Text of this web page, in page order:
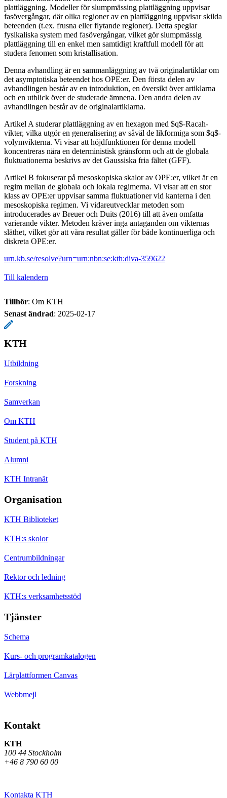
plattläggning. Modeller för slumpmässing plattläggning uppvisar
fasövergångar, där olika regioner av en plattläggning uppvisar skilda
beteenden (t.ex. frusna eller flytande regioner). Detta speglar
fysikaliska system med fasövergångar, vilket gör slumpmässig
plattläggning till en enkel men samtidigt kraftfull modell för att
studera fenomen som kristallisation.
Denna avhandling är en sammanläggning av två originalartiklar om
det asymptotiska beteendet hos OPE:er. Den första delen av
avhandlingen består av en introduktion, en översikt över artiklarna
och en utblick över de studerade ämnena. Den andra delen av
avhandlingen består av de originalartiklarna.
Artikel A studerar plattläggning av en hexagon med $q$-Racah-
vikter, vilka utgör en generalisering av såväl de likformiga som $q$-
volymvikterna. Vi visar att höjdfunktionen för denna modell
koncentreras nära en deterministisk gränsform och att de globala
fluktuationerna beskrivs av det Gaussiska fria fältet (GFF).
Artikel B fokuserar på mesoskopiska skalor av OPE:er, vilket är en
regim mellan de globala och lokala regimerna. Vi visar att en stor
klass av OPE:er uppvisar samma fluktuationer vid kanterna i den
mesoskopiska regimen. Vi vidareutvecklar metoden som
introducerades av Breuer och Duits (2016) till att även omfatta
varierande vikter. Metoden kräver inga antaganden om vikternas
släthet, vilket gör att våra resultat gäller för både kontinuerliga och
diskreta OPE:er.
urn.kb.se/resolve?urn=urn:nbn:se:kth:diva-359622
Till kalendern
Tillhör: Om KTH
Senast ändrad: 2025-02-17
KTH
Utbildning
Forskning
Samverkan
Om KTH
Student på KTH
Alumni
KTH Intranät
Organisation
KTH Biblioteket
KTH:s skolor
Centrumbildningar
Rektor och ledning
KTH:s verksamhetsstöd
Tjänster
Schema
Kurs- och programkatalogen
Lärplattformen Canvas
Webbmejl
Kontakt
KTH
100 44 Stockholm
+46 8 790 60 00
Kontakta KTH